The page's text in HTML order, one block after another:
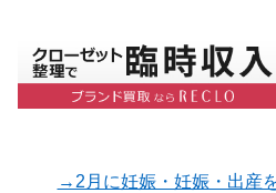
→2月に妊娠・妊娠・出産